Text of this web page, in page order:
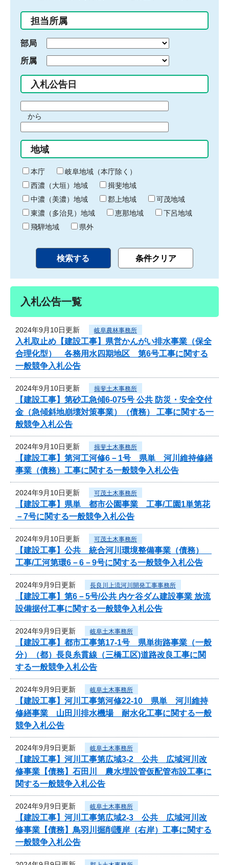
入
力
担当所属
部局
所属
入札公告日
間
始
り
から
間
終
わ
り
地域
本庁
岐阜地域（本庁除く）
西濃（大垣）地域
揖斐地域
中濃（美濃）地域
郡上地域
可茂地域
東濃（多治見）地域
恵那地域
下呂地域
飛騨地域
県外
入札公告一覧
2024年9月10日更新 岐阜農林事務所
入札取止め【建設工事】県営かんがい排水事業（保全
合理化型） 各務用水四期地区 第6号工事に関する
一般競争入札公告
2024年9月10日更新 揖斐土木事務所
【建設工事】第砂工急傾6-075号 公共 防災・安全交付
金（急傾斜地崩壊対策事業）（債務） 工事に関する一
般競争入札公告
2024年9月10日更新 揖斐土木事務所
【建設工事】第河工河修6－1号 県単 河川維持修繕
事業（債務）工事に関する一般競争入札公告
2024年9月10日更新 可茂土木事務所
【建設工事】県単 都市公園事業 工事/工園1単第花
－7号に関する一般競争入札公告
2024年9月10日更新 可茂土木事務所
【建設工事】公共 統合河川環境整備事業（債務）
工事/工河第環6－6－9号に関する一般競争入札公告
2024年9月9日更新 長良川上流河川開発工事事務所
【建設工事】第6－5号/公共 内ケ谷ダム建設事業 放流
設備据付工事に関する一般競争入札公告
2024年9月9日更新 岐阜土木事務所
【建設工事】都市工事第17-1号 県単街路事業（一般
分）（都）長良糸貫線（三橋工区)道路改良工事に関
する一般競争入札公告
2024年9月9日更新 岐阜土木事務所
【建設工事】河川工事第河修22-10 県単 河川維持
修繕事業 山田川排水機場 耐水化工事に関する一般
競争入札公告
2024年9月9日更新 岐阜土木事務所
【建設工事】河川工事第広域3-2 公共 広域河川改
修事業【債務】石田川 農水埋設管仮配管布設工事に
関する一般競争入札公告
2024年9月9日更新 岐阜土木事務所
【建設工事】河川工事第広域2-3 公共 広域河川改
修事業【債務】鳥羽川掘削護岸（右岸）工事に関する
一般競争入札公告